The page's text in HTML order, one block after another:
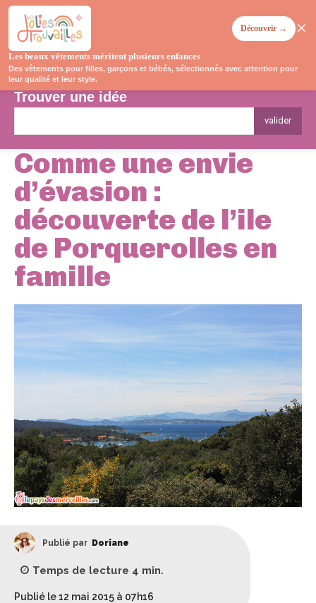
Trouver une idée
valider
Comme une envie
d’évasion :
découverte de l’ile
de Porquerolles en
famille
Publié par Doriane
Temps de lecture 4 min.
Publié le 12 mai 2015 à 07h16
Les beaux vêtements méritent plusieurs enfances
Des vêtements pour filles, garçons et bébés, sélectionnés avec attention pour
leur qualité et leur style.
Découvrir → ✕